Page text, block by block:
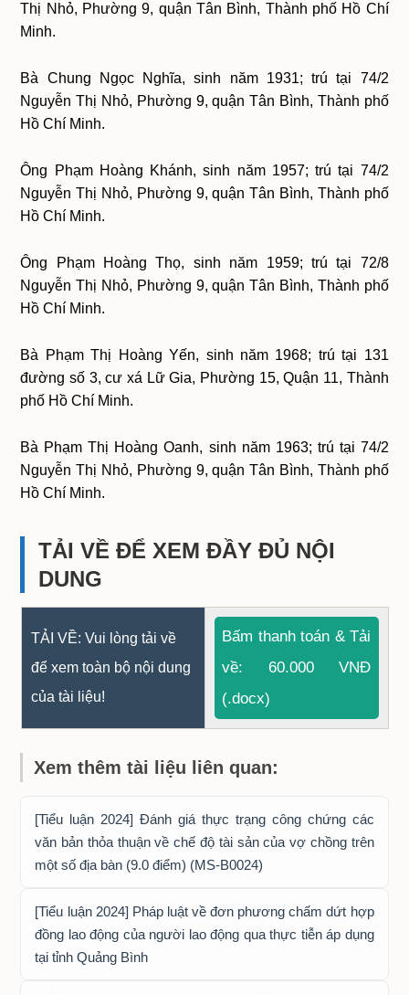
Thị Nhỏ, Phường 9, quận Tân Bình, Thành phố Hồ Chí
Minh.
Bà Chung Ngọc Nghĩa, sinh năm 1931; trú tại 74/2
Nguyễn Thị Nhỏ, Phường 9, quận Tân Bình, Thành phố
Hồ Chí Minh.
Ông Phạm Hoàng Khánh, sinh năm 1957; trú tại 74/2
Nguyễn Thị Nhỏ, Phường 9, quận Tân Bình, Thành phố
Hồ Chí Minh.
Ông Phạm Hoàng Thọ, sinh năm 1959; trú tại 72/8
Nguyễn Thị Nhỏ, Phường 9, quận Tân Bình, Thành phố
Hồ Chí Minh.
Bà Phạm Thị Hoàng Yến, sinh năm 1968; trú tại 131
đường số 3, cư xá Lữ Gia, Phường 15, Quận 11, Thành
phố Hồ Chí Minh.
Bà Phạm Thị Hoàng Oanh, sinh năm 1963; trú tại 74/2
Nguyễn Thị Nhỏ, Phường 9, quận Tân Bình, Thành phố
Hồ Chí Minh.
TẢI VỀ ĐỂ XEM ĐẦY ĐỦ NỘI
DUNG
TẢI VỀ: Vui lòng tải về
để xem toàn bộ nội dung
của tài liệu!
Bấm thanh toán & Tải
về: 60.000 VNĐ
(.docx)
Xem thêm tài liệu liên quan:
[Tiểu luận 2024] Đánh giá thực trạng công chứng các
văn bản thỏa thuận về chế độ tài sản của vợ chồng trên
một số địa bàn (9.0 điểm) (MS-B0024)
[Tiểu luận 2024] Pháp luật về đơn phương chấm dứt hợp
đồng lao động của người lao động qua thực tiễn áp dụng
tại tỉnh Quảng Bình